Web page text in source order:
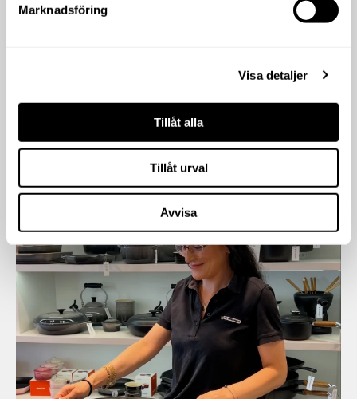
Marknadsföring
Visa detaljer
Tillåt alla
Tillåt urval
Avvisa
Följ oss på sociala medier.
stockholmqualityoutlet
varumärken, alltid upp till 80% rabatt.